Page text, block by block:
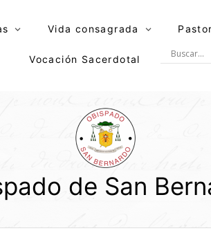
Vida consagrada
Vocación Sacerdotal
de San